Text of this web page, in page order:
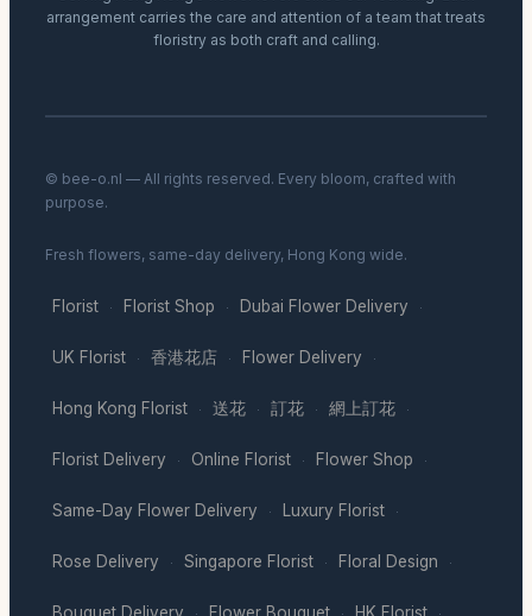
arrangement carries the care and attention of a team that treats
floristry as both craft and calling.
© bee-o.nl — All rights reserved. Every bloom, crafted with
purpose.
Fresh flowers, same-day delivery, Hong Kong wide.
Florist · Florist Shop · Dubai Flower Delivery ·
UK Florist · 香港花店 · Flower Delivery ·
Hong Kong Florist · 送花 · 訂花 · 網上訂花 ·
Florist Delivery · Online Florist · Flower Shop ·
Same-Day Flower Delivery · Luxury Florist ·
Rose Delivery · Singapore Florist · Floral Design ·